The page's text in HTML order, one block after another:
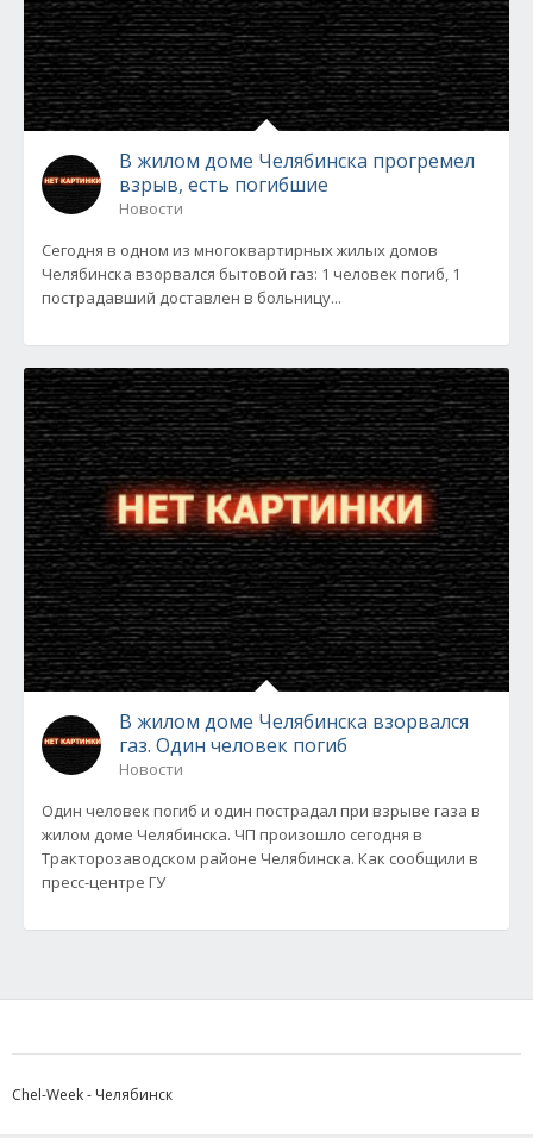
В жилом доме Челябинска прогремел
взрыв, есть погибшие
Новости
Сегодня в одном из многоквартирных жилых домов
Челябинска взорвался бытовой газ: 1 человек погиб, 1
пострадавший доставлен в больницу...
В жилом доме Челябинска взорвался
газ. Один человек погиб
Новости
Один человек погиб и один пострадал при взрыве газа в
жилом доме Челябинска. ЧП произошло сегодня в
Тракторозаводском районе Челябинска. Как сообщили в
пресс-центре ГУ
Chel-Week - Челябинск